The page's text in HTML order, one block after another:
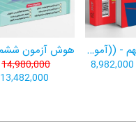
اسمارت ریاضی نهم - ((آموزش پیشرفتۀ ریاضی تیزهوشان و نمونه‌دولتی نهم+ سامانۀ آزمون‌ساز آنلاین))
8,982,000
14,980,000
13,482,000 ریال